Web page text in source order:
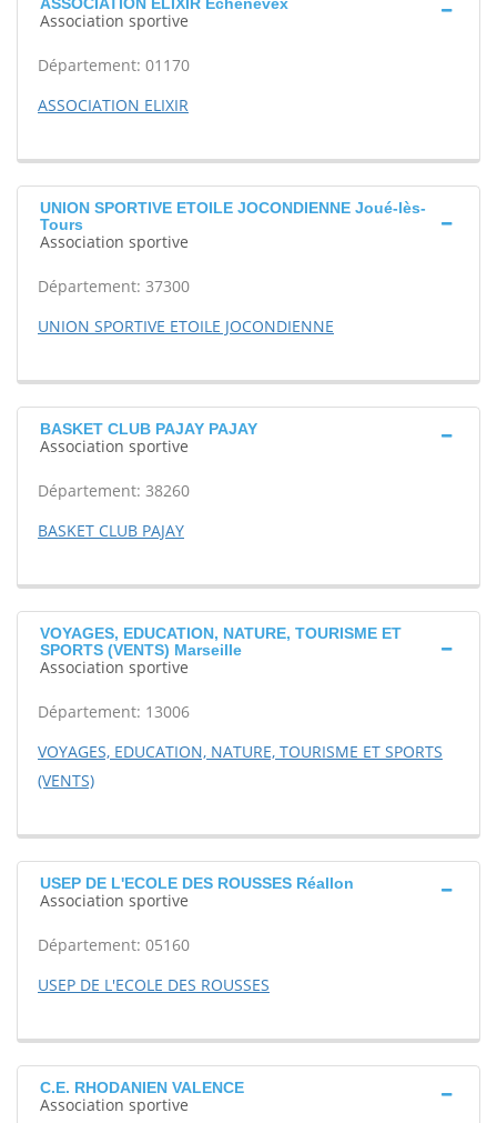
Association sportive
Département: 01170
ASSOCIATION ELIXIR
UNION SPORTIVE ETOILE JOCONDIENNE Joué-lès-
Tours
Association sportive
Département: 37300
UNION SPORTIVE ETOILE JOCONDIENNE
BASKET CLUB PAJAY PAJAY
Association sportive
Département: 38260
BASKET CLUB PAJAY
VOYAGES, EDUCATION, NATURE, TOURISME ET
SPORTS (VENTS) Marseille
Association sportive
Département: 13006
VOYAGES, EDUCATION, NATURE, TOURISME ET SPORTS
(VENTS)
USEP DE L'ECOLE DES ROUSSES Réallon
Association sportive
Département: 05160
USEP DE L'ECOLE DES ROUSSES
C.E. RHODANIEN VALENCE
Association sportive